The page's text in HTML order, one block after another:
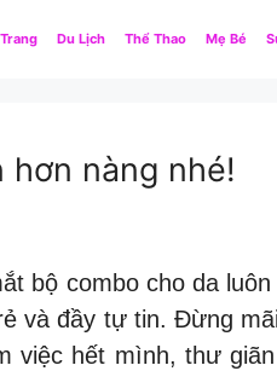
Du Lịch Thể Thao Mẹ Bé
hơn nàng nhé!
bộ combo cho da luôn
và đầy tự tin. Đừng
việc hết mình, thư